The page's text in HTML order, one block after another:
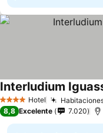
4 EstrellasHotel
Interludium
8,8 Excelente 7.020